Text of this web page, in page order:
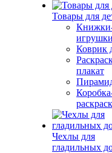
Товары для
игрушки
Коврик
плакат
Чехлы для
гладильных